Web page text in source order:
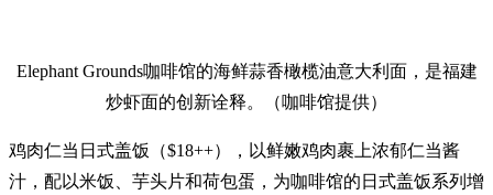
Elephant Grounds咖啡馆的海鲜蒜香橄榄油意大利面，是福建
炒虾面的创新诠释。（咖啡馆提供）
鸡肉仁当日式盖饭（$18++），以鲜嫩鸡肉裹上浓郁仁当酱
汁，配以米饭、芋头片和荷包蛋，为咖啡馆的日式盖饭系列增